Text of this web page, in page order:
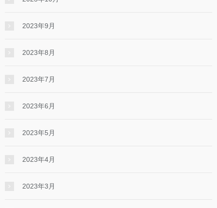
2023年9月
2023年8月
2023年7月
2023年6月
2023年5月
2023年4月
2023年3月